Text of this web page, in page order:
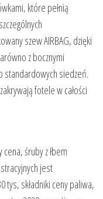
które pełnią
szew AIRBAG, dzięki
z bocznymi
standardowych siedzeń.
fotele w całości
śruby z łbem
jest
tys, składniki ceny paliwa,